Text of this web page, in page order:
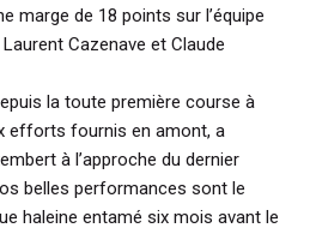
marge de 18 points sur l’équipe
Cazenave et Claude
la toute première course à
efforts fournis en amont, a
à l’approche du dernier
belles performances sont le
haleine entamé six mois avant le